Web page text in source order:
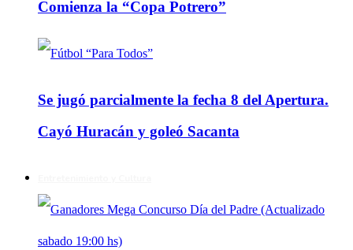
Comienza la “Copa Potrero”
Se jugó parcialmente la fecha 8 del Apertura.
Cayó Huracán y goleó Sacanta